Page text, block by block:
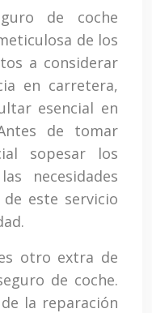
de coche
de los
a considerar
en carretera,
esencial en
de tomar
sopesar los
necesidades
este servicio
otro extra de
de coche.
la reparación